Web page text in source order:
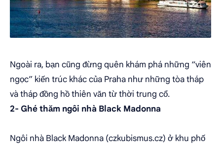
Ngoài ra, bạn cũng đừng quên khám phá những “viên
ngọc” kiến trúc khác của Praha như những tòa tháp
và tháp đồng hồ thiên văn từ thời trung cổ.
2- Ghé thăm ngôi nhà Black Madonna
Ngôi nhà Black Madonna (czkubismus.cz) ở khu phố